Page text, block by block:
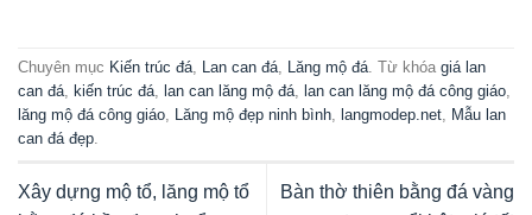
Chuyên mục Kiến trúc đá, Lan can đá, Lăng mộ đá. Từ khóa giá lan
can đá, kiến trúc đá, lan can lăng mộ đá, lan can lăng mộ đá công giáo,
lăng mộ đá công giáo, Lăng mộ đẹp ninh bình, langmodep.net, Mẫu lan
can đá đẹp.
Xây dựng mộ tổ, lăng mộ tổ
Bàn thờ thiên bằng đá vàng